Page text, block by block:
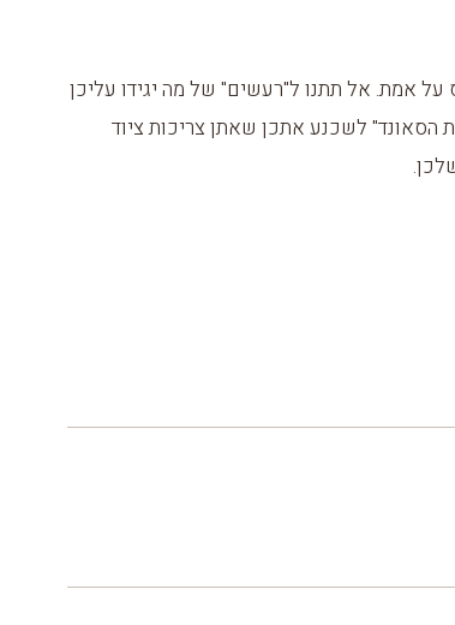
על אמת. אל תתנו ל"רעשים" של מה יגידו עליכן
הסאונד" לשכנע אתכן שאתן צריכות ציוד